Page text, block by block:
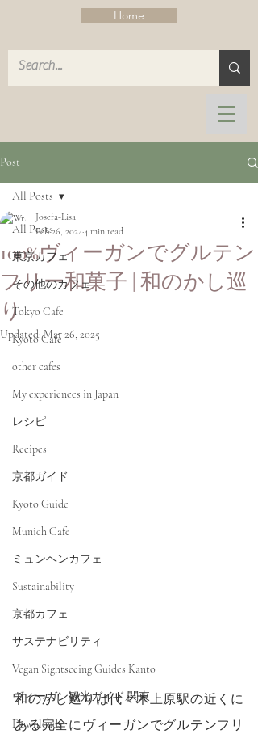
Home
Post
All Posts
東京カフェ
その他のカフェ
Tokyo Cafe
Kyoto Cafe
other cafes
My experiences in Japan
レシピ
Recipes
京都ガイド
Kyoto Guide
Munich Cafe
ミュンヘンカフェ
Sustainability
京都カフェ
サステナビリティ
Vegan Sightseeing Guides Kanto
ヴィーガン観光ガイド 関東
Downloads
All Posts
100%ヴィーガンでグルテン
フリー和菓子 | 和のかし巡
り
Josefa-Lisa
Feb 26, 20244 min read
Updated:Mar 26, 2025
和のかし巡りは代々木上原駅の近くに
ある完全にヴィーガンでグルテンフリ